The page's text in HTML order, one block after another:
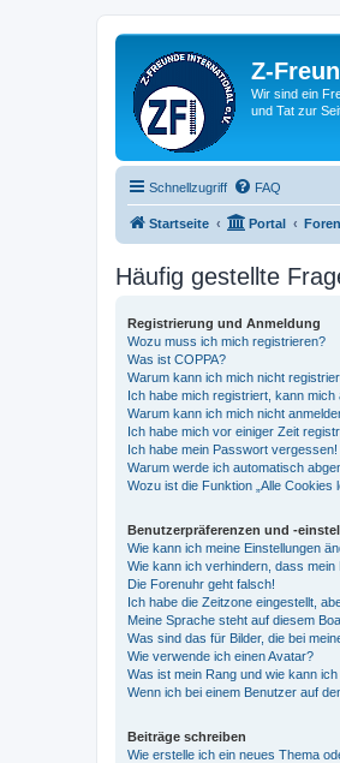
Z-
Wir sind ein
und Tat zur
Schnellzugriff FAQ
Startseite Portal
Häufig gestellte
Registrierung und Anmeldung
Wozu muss ich mich registrieren?
Was ist COPPA?
Warum kann ich mich nicht
Ich habe mich registriert, kann mich
Warum kann ich mich nicht
Ich habe mich vor einiger Zeit
Ich habe mein Passwort vergessen!
Warum werde ich automatisch
Wozu ist die Funktion „Alle Cookies
Benutzerpräferenzen und -
Wie kann ich meine Einstellungen
Wie kann ich verhindern, dass
Die Forenuhr geht falsch!
Ich habe die Zeitzone eingestellt,
Meine Sprache steht auf diesem
Was sind das für Bilder, die bei
Wie verwende ich einen Avatar?
Was ist mein Rang und wie kann
Wenn ich bei einem Benutzer auf
Beiträge schreiben
Wie erstelle ich ein neues Thema